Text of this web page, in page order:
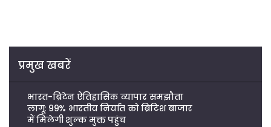
प्रमुख खबरें
भारत-ब्रिटेन ऐतिहासिक व्यापार समझौता
लागू: 99% भारतीय निर्यात को ब्रिटिश बाजार
में मिलेगी शुल्क मुक्त पहुंच